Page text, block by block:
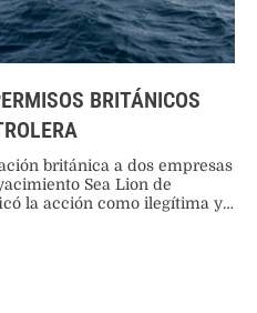
BRITÁNICOS
británica a dos empresas
Sea Lion de
la acción como ilegítima y
que participe en el